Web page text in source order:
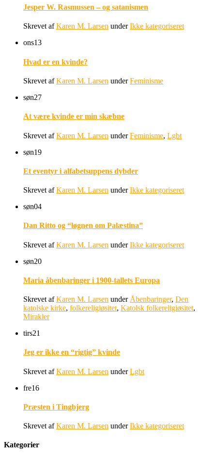
Jesper W. Rasmussen – og satanismen
Skrevet afKaren M. Larsen underIkke kategoriseret
ons13
Hvad er en kvinde?
Skrevet afKaren M. Larsen underFeminisme
søn27
At være kvinde er min skæbne
Skrevet afKaren M. Larsen underFeminisme, Lgbt
søn19
Et eventyr i alfabetsuppens dybder
Skrevet afKaren M. Larsen underIkke kategoriseret
søn04
Dan Ritto og “løgnen om Palæstina”
Skrevet afKaren M. Larsen underIkke kategoriseret
søn20
Maria åbenbaringer i 1900-tallets Europa
Skrevet afKaren M. Larsen under Åbenbaringer, Den
katolske kirke, folkereligiøsitet, Katolsk folkereligiøsitet,
Mirakler
tirs21
Jeg er ikke en “rigtig” kvinde
Skrevet afKaren M. Larsen underLgbt
fre16
Præsten i Tingbjerg
Skrevet afKaren M. Larsen underIkke kategoriseret
Kategorier